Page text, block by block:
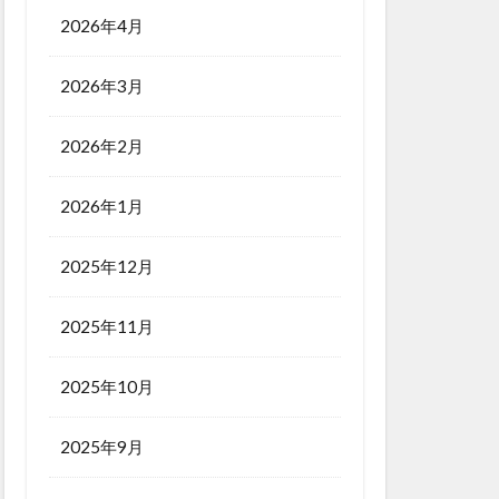
2026年4月
2026年3月
2026年2月
2026年1月
2025年12月
2025年11月
2025年10月
2025年9月